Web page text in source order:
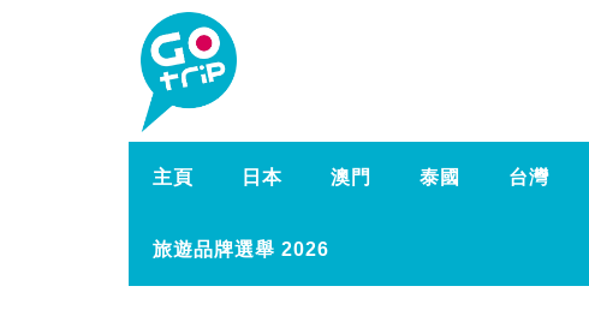
主頁 日本 澳門 泰國 台灣
旅遊品牌選舉 2026